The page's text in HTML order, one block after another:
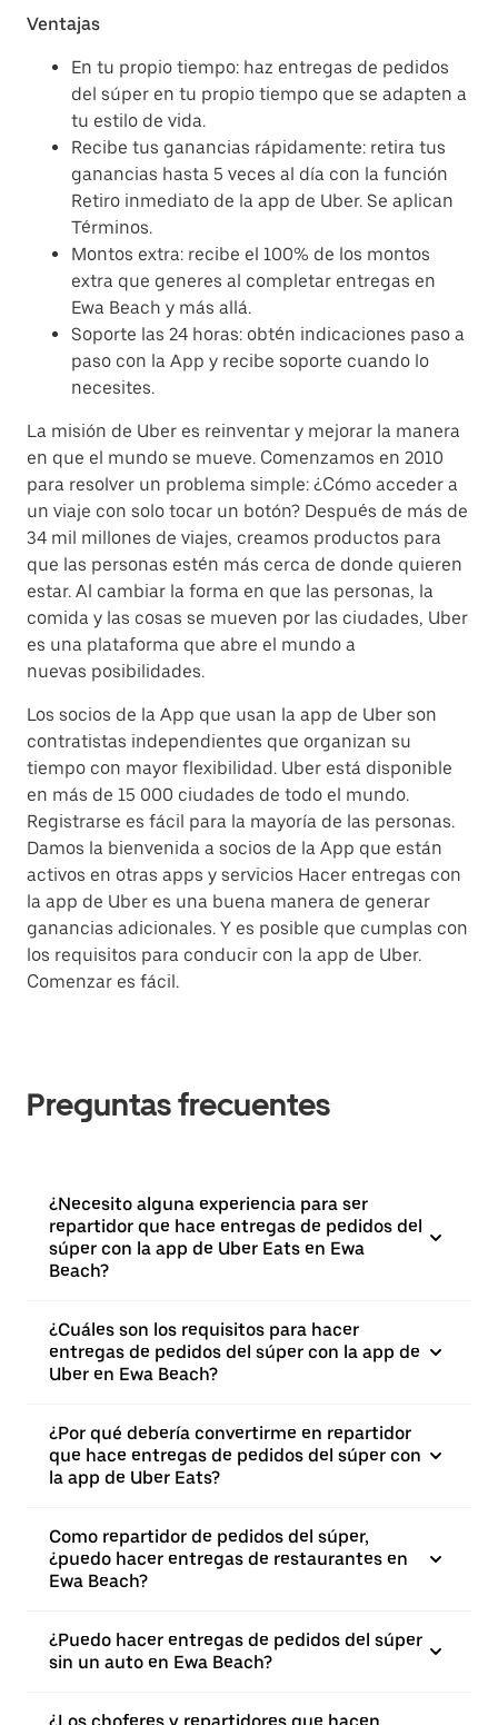
Ventajas
En tu propio tiempo: haz entregas de pedidos
del súper en tu propio tiempo que se adapten a
tu estilo de vida.
Recibe tus ganancias rápidamente: retira tus
ganancias hasta 5 veces al día con la función
Retiro inmediato de la app de Uber. Se aplican
Términos.
Montos extra: recibe el 100% de los montos
extra que generes al completar entregas en
Ewa Beach y más allá.
Soporte las 24 horas: obtén indicaciones paso a
paso con la App y recibe soporte cuando lo
necesites.
La misión de Uber es reinventar y mejorar la manera
en que el mundo se mueve. Comenzamos en 2010
para resolver un problema simple: ¿Cómo acceder a
un viaje con solo tocar un botón? Después de más de
34 mil millones de viajes, creamos productos para
que las personas estén más cerca de donde quieren
estar. Al cambiar la forma en que las personas, la
comida y las cosas se mueven por las ciudades, Uber
es una plataforma que abre el mundo a
nuevas posibilidades.
Los socios de la App que usan la app de Uber son
contratistas independientes que organizan su
tiempo con mayor flexibilidad. Uber está disponible
en más de 15 000 ciudades de todo el mundo.
Registrarse es fácil para la mayoría de las personas.
Damos la bienvenida a socios de la App que están
activos en otras apps y servicios Hacer entregas con
la app de Uber es una buena manera de generar
ganancias adicionales. Y es posible que cumplas con
los requisitos para conducir con la app de Uber.
Comenzar es fácil.
Preguntas frecuentes
¿Necesito alguna experiencia para ser
repartidor que hace entregas de pedidos del
súper con la app de Uber Eats en Ewa
Beach?
¿Cuáles son los requisitos para hacer
entregas de pedidos del súper con la app de
Uber en Ewa Beach?
¿Por qué debería convertirme en repartidor
que hace entregas de pedidos del súper con
la app de Uber Eats?
Como repartidor de pedidos del súper,
¿puedo hacer entregas de restaurantes en
Ewa Beach?
¿Puedo hacer entregas de pedidos del súper
sin un auto en Ewa Beach?